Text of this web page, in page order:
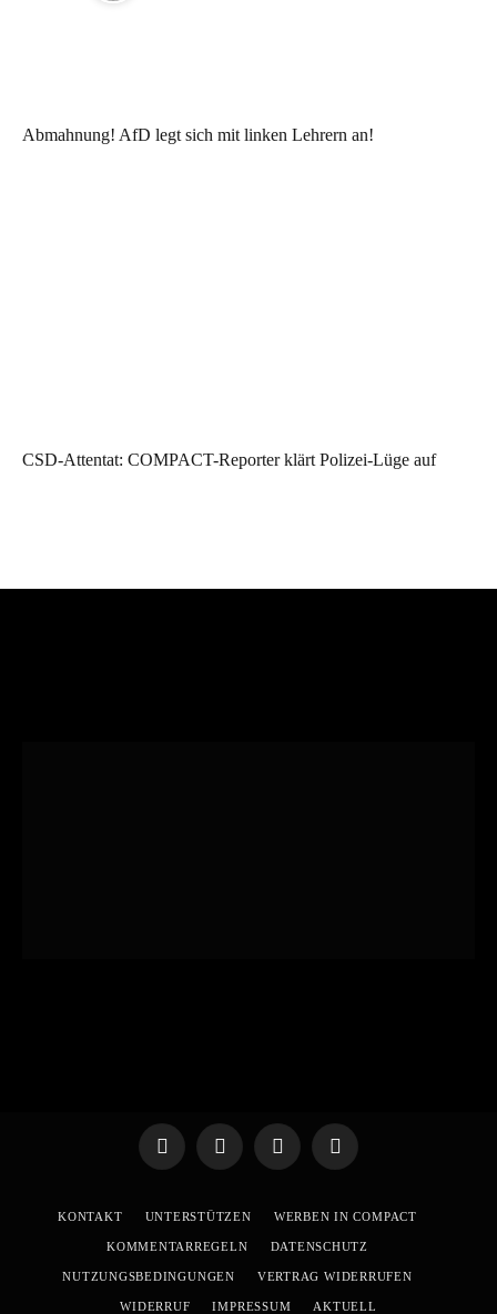
Abmahnung! AfD legt sich mit linken Lehrern an!
CSD-Attentat: COMPACT-Reporter klärt Polizei-Lüge auf
TelegramWhatsApp
X
YouTube
KONTAKT UNTERSTÜTZEN WERBEN IN COMPACT
KOMMENTARREGELN DATENSCHUTZ
NUTZUNGSBEDINGUNGEN VERTRAG WIDERRUFEN
WIDERRUF IMPRESSUM AKTUELL